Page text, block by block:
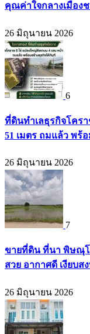
คุณค่าใจกลางเมือง
26 มิถุนายน 2026
6
ที่ดินทำเลธุรกิจโคร
51 เมตร ถมแล้ว พร้
26 มิถุนายน 2026
7
ขายที่ดิน ที่นา พิษณุโ
สวย อากาศดี เงียบส
26 มิถุนายน 2026